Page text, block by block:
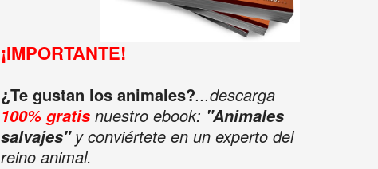
¡IMPORTANTE!
¿Te gustan los animales?...descarga
100% gratisnuestro ebook: "Animales
salvajes"y conviértete en un experto del
reino animal.